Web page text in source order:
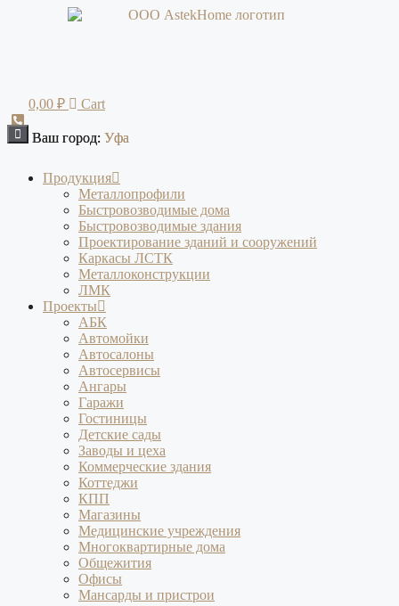
0,00 ₽ Cart
Продукция
Металлопрофили
Быстровозводимые дома
Быстровозводимые здания
Проектирование зданий и сооружений
Каркасы ЛСТК
Металлоконструкции
ЛМК
Проекты
АБК
Автомойки
Автосалоны
Автосервисы
Ангары
Гаражи
Гостиницы
Детские сады
Заводы и цеха
Коммерческие здания
Коттеджи
КПП
Магазины
Медицинские учреждения
Многоквартирные дома
Общежития
Офисы
Мансарды и пристрои
Ваш город: Уфа
Ваш город: Уфа